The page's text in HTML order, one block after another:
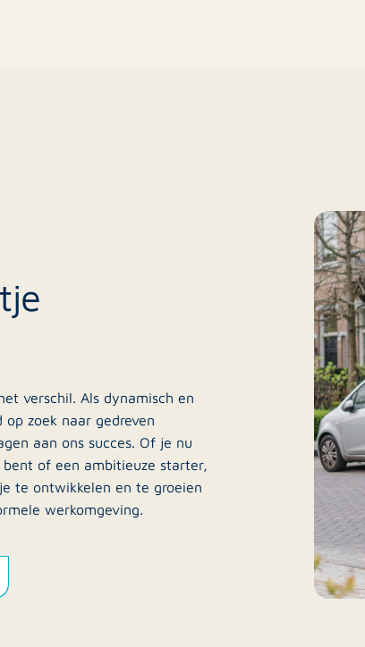
verschil. Als dynamisch en
zoek naar gedreven
aan ons succes. Of je nu
of een ambitieuze starter,
te ontwikkelen en te groeien
werkomgeving.